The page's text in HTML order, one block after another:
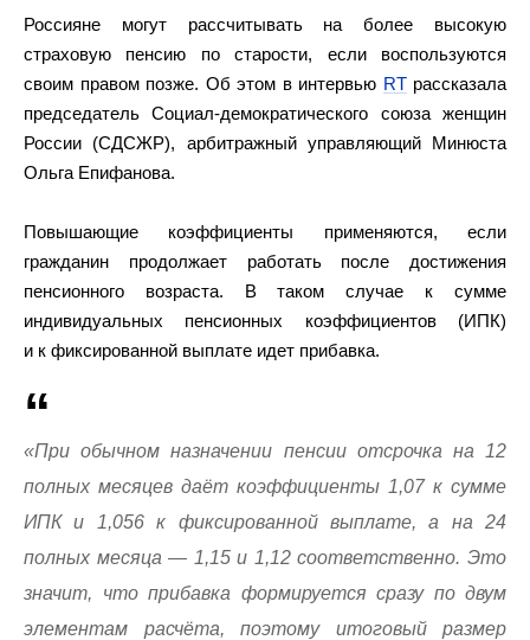
Россияне могут рассчитывать на более высокую
страховую пенсию по старости, если воспользуются
своим правом позже. Об этом в интервью RTрассказала
председатель Социал-демократического союза женщин
России (СДСЖР), арбитражный управляющий Минюста
Ольга Епифанова.
Повышающие коэффициенты применяются, если
гражданин продолжает работать после достижения
пенсионного возраста. В таком случае к сумме
индивидуальных пенсионных коэффициентов (ИПК)
и к фиксированной выплате идет прибавка.
«При обычном назначении пенсии отсрочка на 12
полных месяцев даёт коэффициенты 1,07 к сумме
ИПК и 1,056 к фиксированной выплате, а на 24
полных месяца — 1,15 и 1,12 соответственно. Это
значит, что прибавка формируется сразу по двум
элементам расчёта, поэтому итоговый размер